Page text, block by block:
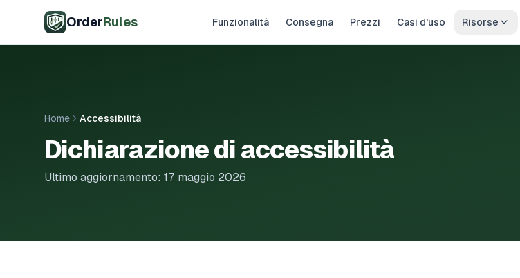
OrderRules Funzionalità Consegna Prezzi Casi d'uso Risorse
Home Accessibilità
Dichiarazione di accessibilità
Ultimo aggiornamento: 17 maggio 2026